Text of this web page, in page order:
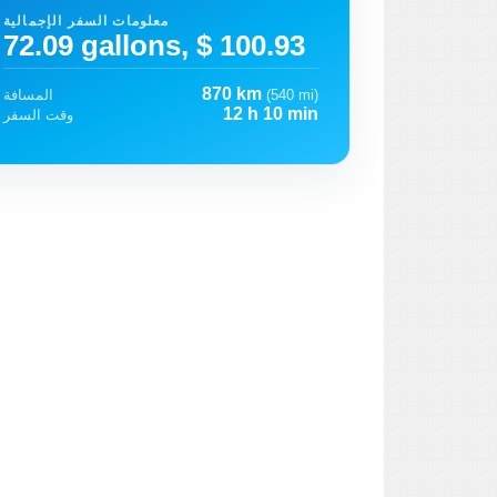
معلومات السفر الإجمالية
72.09 gallons, $ 100.93
المسافة 870 km (540 mi)
وقت السفر
12 h 10 min